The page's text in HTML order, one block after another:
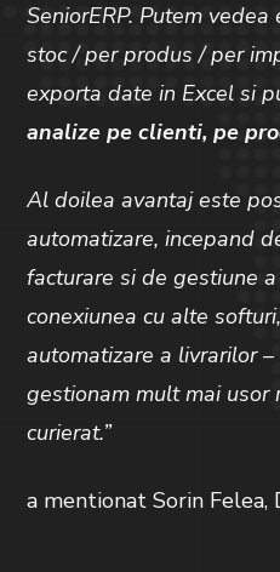
SeniorERP. Putem
stoc / per produs / per
exporta date in Excel si
analize pe clienti, pe
Al doilea avantaj este
automatizare, incepand
facturare si de gestiune
conexiunea cu alte
automatizare a livrarilor
gestionam mult mai usor
curierat.”
a mentionat Sorin